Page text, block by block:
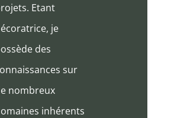
Etant
je
des
sur
nombreux
inhérents